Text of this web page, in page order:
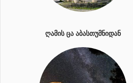
ᲦᲐᲛᲘᲡ ᲪᲐ ᲐᲑᲐᲡᲗᲣᲛᲜᲘᲓᲐᲜ